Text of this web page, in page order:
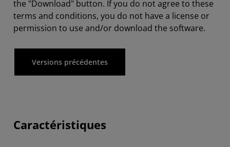
the "Download" button. If you do not agree to these
terms and conditions, you do not have a license or
permission to use and/or download the software.
Versions précédentes
Caractéristiques